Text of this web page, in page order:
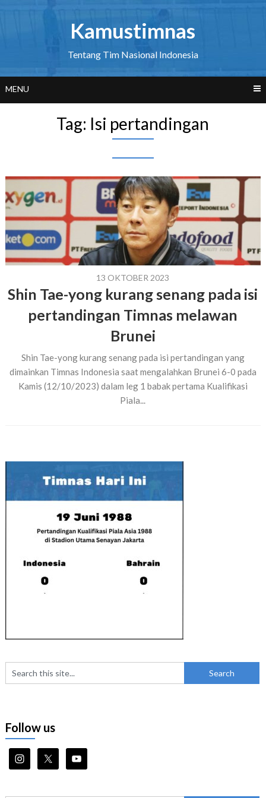
Kamustimnas
Tentang Tim Nasional Indonesia
MENU
Tag: Isi pertandingan
13 OKTOBER 2023
Shin Tae-yong kurang senang pada isi
pertandingan Timnas melawan
Brunei
Shin Tae-yong kurang senang pada isi pertandingan yang
dimainkan Timnas Indonesia saat mengalahkan Brunei 6-0 pada
Kamis (12/10/2023) dalam leg 1 babak pertama Kualifikasi
Piala...
Follow us